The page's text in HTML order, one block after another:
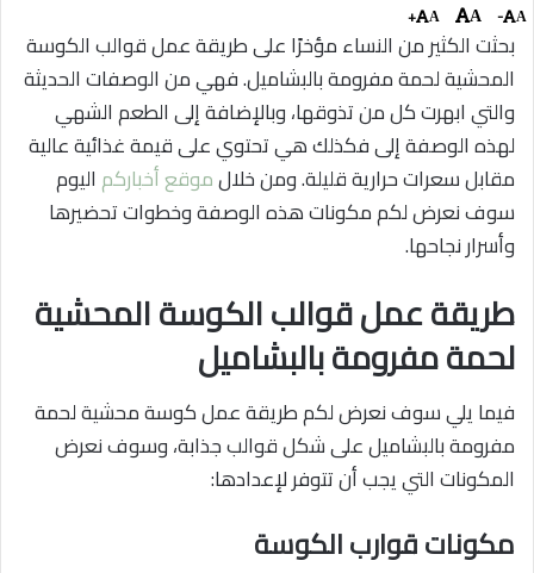
A
-
A
A
+
بحثت الكثير من النساء مؤخرًا على طريقة عمل قوالب الكوسة
المحشية لحمة مفرومة بالبشاميل. فهي من الوصفات الحديثة
والتي ابهرت كل من تذوقها، وبالإضافة إلى الطعم الشهي
لهذه الوصفة إلى فكذلك هي تحتوي على قيمة غذائية عالية
مقابل سعرات حرارية قليلة. ومن خلالموقع أخباركم اليوم
سوف نعرض لكم مكونات هذه الوصفة وخطوات تحضيرها
وأسرار نجاحها.
طريقة عمل قوالب الكوسة المحشية
لحمة مفرومة بالبشاميل
فيما يلي سوف نعرض لكم طريقة عمل كوسة محشية لحمة
مفرومة بالبشاميل على شكل قوالب جذابة، وسوف نعرض
المكونات التي يجب أن تتوفر لإعدادها:
مكونات قوارب الكوسة